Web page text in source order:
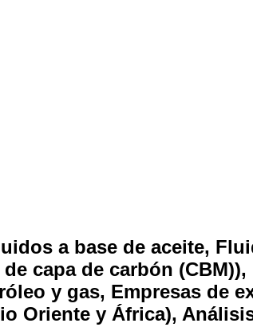
a base de aceite,
capa de carbón
y gas, Empresas de
Oriente y África),